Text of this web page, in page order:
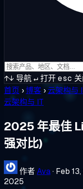
↑↓ 导航↵打开esc
首页 ›博客 ›云架构与
云架构与 IT
2025 年最佳
强对比)
作者Ava· Feb
2025